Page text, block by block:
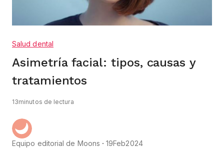
Salud dental
Asimetría facial: tipos, causas y
tratamientos
13minutos de lectura
Equipo editorial de Moons 19Feb2024